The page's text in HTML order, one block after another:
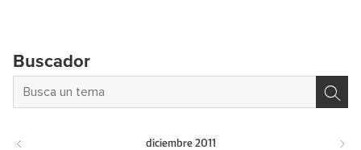
Buscador
diciembre 2011